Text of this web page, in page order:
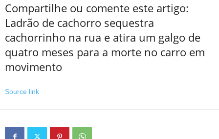
Compartilhe ou comente este artigo:
Ladrão de cachorro sequestra
cachorrinho na rua e atira um galgo de
quatro meses para a morte no carro em
movimento
Source link